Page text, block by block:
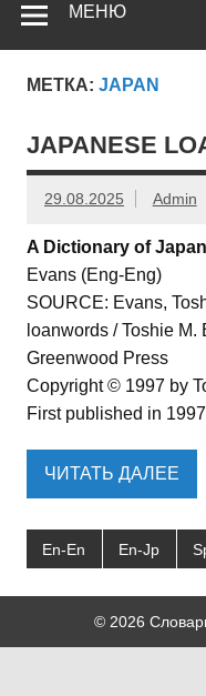
МЕНЮ
МЕТКА: JAPAN
JAPANESE
29.08.2025 Admin
A Dictionary of
Evans (Eng-Eng)
SOURCE: Evans,
loanwords / Toshie M.
Greenwood Press
Copyright © 1997 by
First published in 1997
ЧИТАТЬ ДАЛЕЕ
En-En En-Jp
© 2026